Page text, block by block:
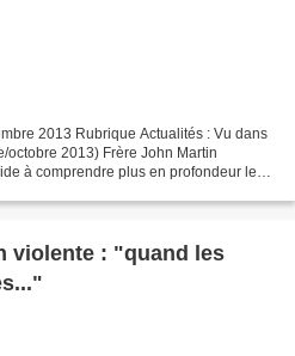
2013 Rubrique Actualités : Vu dans
2013) Frère John Martin
à comprendre plus en profondeur le
violente : "quand les